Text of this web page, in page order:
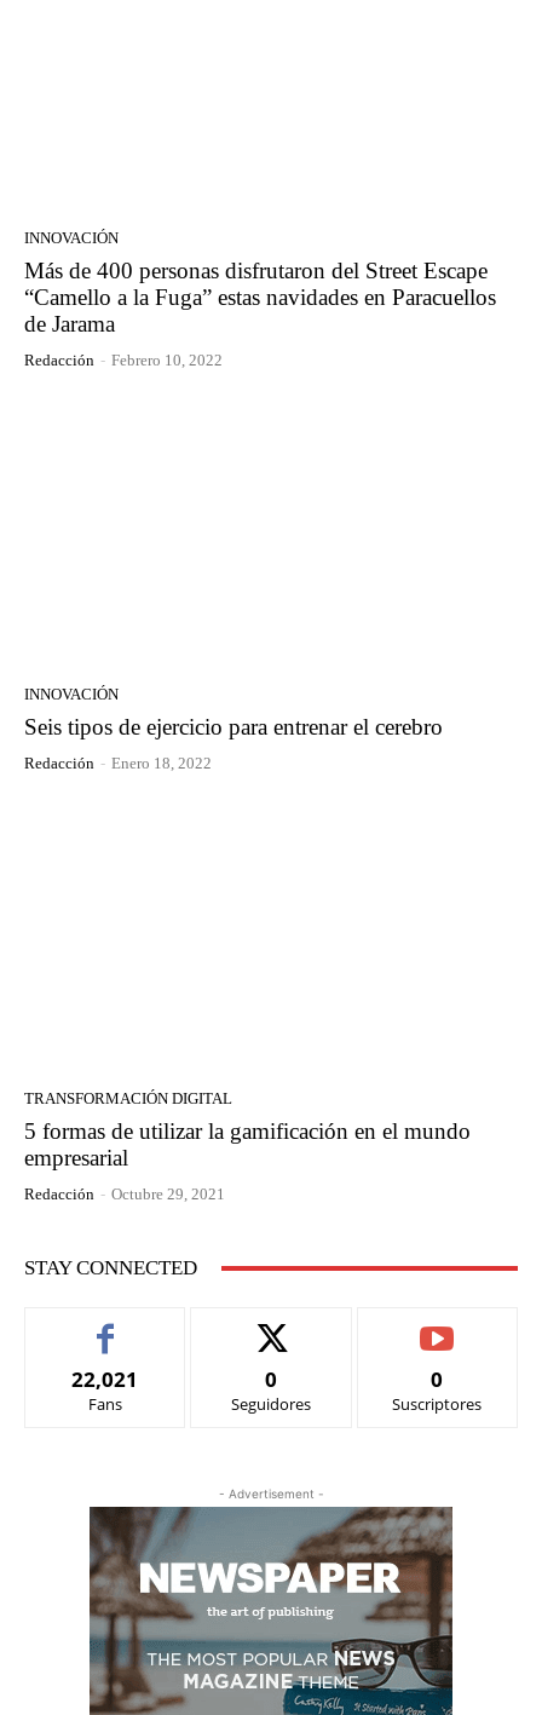
INNOVACIÓN
Más de 400 personas disfrutaron del Street Escape
“Camello a la Fuga” estas navidades en Paracuellos
de Jarama
Redacción - Febrero 10, 2022
INNOVACIÓN
Seis tipos de ejercicio para entrenar el cerebro
Redacción - Enero 18, 2022
TRANSFORMACIÓN DIGITAL
5 formas de utilizar la gamificación en el mundo
empresarial
Redacción - Octubre 29, 2021
STAY CONNECTED
22,021
Fans
0
Seguidores
0
Suscriptores
- Advertisement -